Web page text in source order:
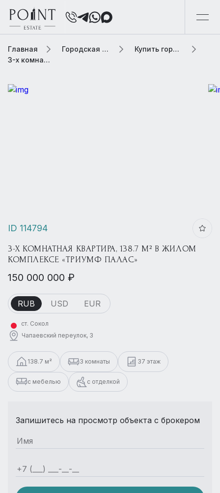
Главная Городская элитная недвижимость
Купить городскую недвижимость
3-х комнатная квартира, 138.7 м² В жилом комплексе «Триумф Палас»
ID 114794
3-Х КОМНАТНАЯ КВАРТИРА, 138.7 М² В ЖИЛОМ
КОМПЛЕКСЕ «ТРИУМФ ПАЛАС»
150 000 000 ₽
RUB USD EUR
ст. Сокол
Чапаевский переулок, 3
138.7 м² 3 комнаты 37 этаж
с мебелью с отделкой
Запишитесь на просмотр объекта с брокером